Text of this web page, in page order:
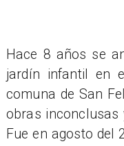
​Hace 8 años se
jardín infantil en
comuna de San
obras inconclusas
Fue en agosto del